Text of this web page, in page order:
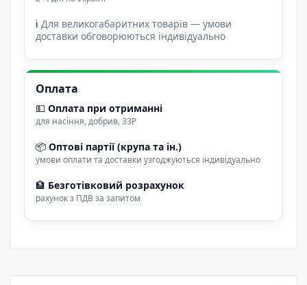
ℹ Для великогабаритних товарів — умови
доставки обговорюються індивідуально
Оплата
💵 Оплата при отриманні
для насіння, добрив, ЗЗР
📦 Оптові партії (крупа та ін.)
умови оплати та доставки узгоджуються індивідуально
🏦 Безготівковий розрахунок
рахунок з ПДВ за запитом